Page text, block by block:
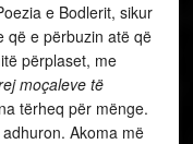
e Bodlerit, sikur
që e përbuzin atë që
përplaset, me
moçaleve të
tërheq për mënge.
Akoma më